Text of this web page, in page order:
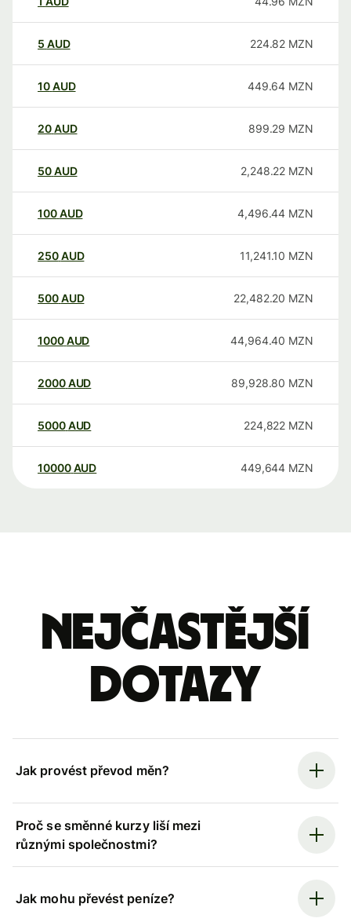
5 AUD 224.82 MZN
10AUD 449.64 MZN
20AUD 899.29 MZN
50AUD 2,248.22 MZN
100AUD 4,496.44 MZN
250AUD 11,241.10 MZN
500AUD 22,482.20 MZN
1000AUD 44,964.40 MZN
2000AUD 89,928.80 MZN
5000AUD 224,822 MZN
10000 AUD 449,644 MZN
Nejčastější
dotazy
Jak provést převod měn?
Proč se směnné kurzy liší mezi
různými společnostmi?
Jak mohu převést peníze?